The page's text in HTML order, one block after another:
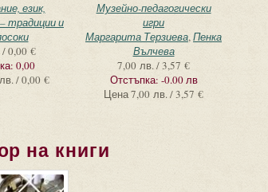
език,
традиции и
0,00 €
0,00
/ 0,00 €
Музейно-педагогически
игри
Маргарита Терзиева,Пенка
Вълчева
7,00 лв. / 3,57 €
Отстъпка: -0.00 лв
Цена7,00 лв. / 3,57 €
на книги